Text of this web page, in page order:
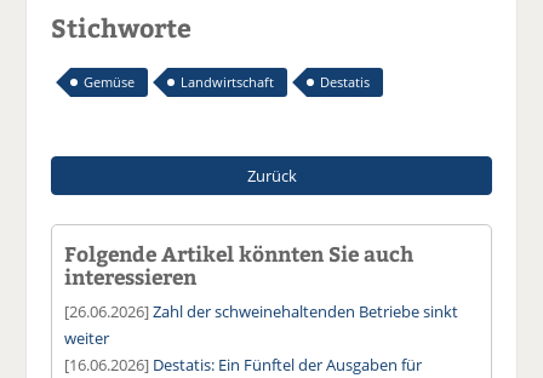
Stichworte
Gemüse Landwirtschaft Destatis
Zurück
Folgende Artikel könnten Sie auch
interessieren
[26.06.2026]Zahl der schweinehaltenden Betriebe sinkt
weiter
[16.06.2026] Destatis: Ein Fünftel der Ausgaben für